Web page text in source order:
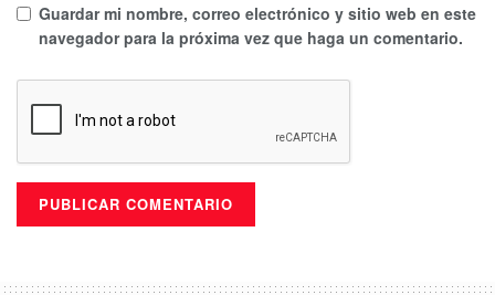
Guardar mi nombre, correo electrónico y sitio web en este
navegador para la próxima vez que haga un comentario.